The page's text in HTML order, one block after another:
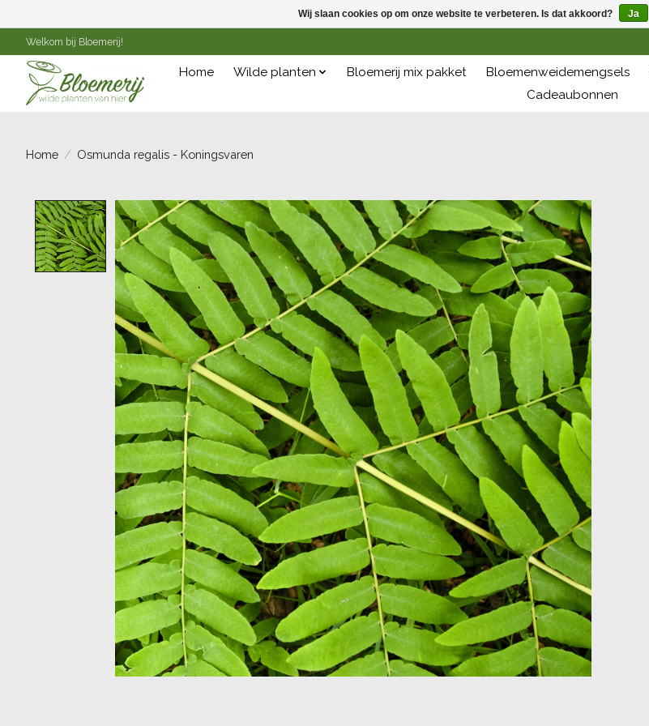
Welkom bij Bloemerij!
Home Wilde planten Bloemerij mix pakket Bloemenweidemengsels
Cadeaubonnen
Home / Osmunda regalis - Koningsvaren
Product image slideshow Items
Wij slaan cookies op om onze website te verbeteren. Is dat akkoord? Ja